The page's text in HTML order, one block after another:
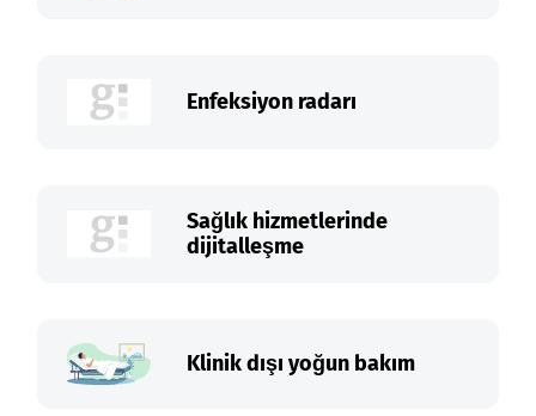
Enfeksiyon radarı
Sağlık hizmetlerinde
dijitalleşme
Klinik dışı yoğun bakım